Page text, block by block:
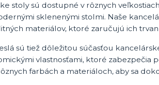
stoly sú dostupné v rôznych
sklenenými stolmi. Naše
materiálov, ktoré zaručujú ich
sú tiež dôležitou súčasťou
vlastnosťami, ktoré zabezpečia
farbách a materiáloch, aby sa